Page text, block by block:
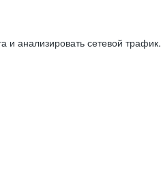
анализировать сетевой трафик.